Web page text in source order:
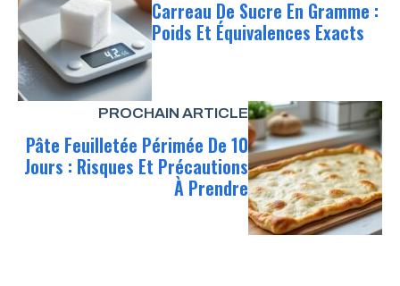
Carreau De Sucre En Gramme :
Poids Et Équivalences Exacts
PROCHAIN ARTICLE
Pâte Feuilletée Périmée De 10
Jours : Risques Et Précautions
À Prendre